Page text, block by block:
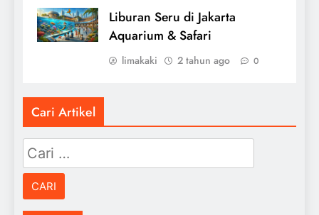
Liburan Seru di Jakarta
Aquarium & Safari
limakaki 2 tahun ago 0
Cari Artikel
Cari
untuk: